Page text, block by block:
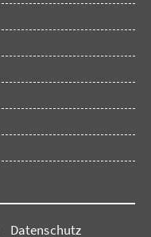
Datenschutz